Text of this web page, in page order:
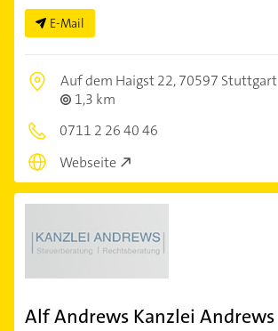
E-Mail
Auf dem Haigst 22,70597 Stuttgart
1,3 km
0711 2 26 40 46
Webseite
Alf Andrews Kanzlei Andrews